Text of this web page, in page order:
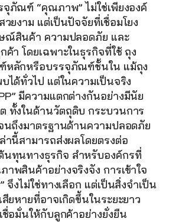
ภัณฑ์ “คุณภาพ” ไม่ใช่เพียงองค์
ยงาม แต่เป็นปัจจัยที่เชื่อมโยง
ณ์สินค้า ความปลอดภัย และ
า โดยเฉพาะในธุรกิจที่ใช้ ถุง
หลักหรือบรรจุภัณฑ์ชั้นใน แม้ถุง
ได้ทั่วไป แต่ในความเป็นจริง
มีความแตกต่างกันอย่างมีนัย
ทั้งในด้านวัตถุดิบ กระบวนการ
นถึงมาตรฐานด้านความปลอดภัย
านี้สามารถส่งผลโดยตรงต่อ
ทุนทางธุรกิจ สำหรับองค์กรที่
พสินค้าอย่างจริงจัง การเข้าใจ
จึงไม่ใช่ทางเลือก แต่เป็นสิ่งจำเป็น
สียหายที่อาจเกิดขึ้นในระยะยาว
ชื่อมั่นให้กับลูกค้าอย่างยั่งยืน